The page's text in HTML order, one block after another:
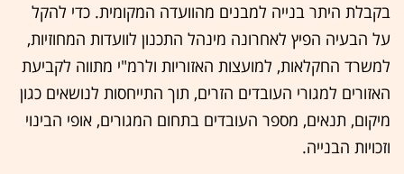
בקבלת היתר בנייה למבנים מהוועדה המקומית. כדי להקל
על הבעיה הפיץ לאחרונה מינהל התכנון לוועדות המחוזיות,
למשרד החקלאות, למועצות האזוריות ולרמ"י מתווה לקביעת
האזורים למגורי העובדים הזרים, תוך התייחסות לנושאים כגון
מיקום, תנאים, מספר העובדים בתחום המגורים, אופי הבינוי
וזכויות הבנייה.